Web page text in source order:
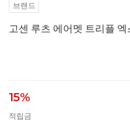
브랜드
고센 루츠 에어멧 트리플
15%
적립금